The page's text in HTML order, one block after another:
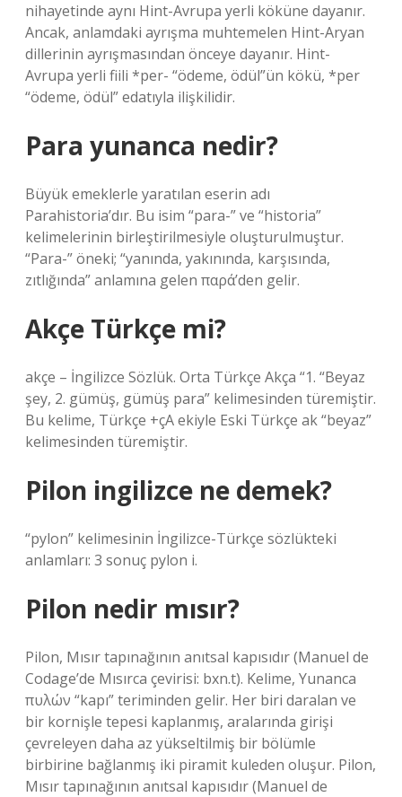
nihayetinde aynı Hint-Avrupa yerli köküne dayanır.
Ancak, anlamdaki ayrışma muhtemelen Hint-Aryan
dillerinin ayrışmasından önceye dayanır. Hint-
Avrupa yerli fiili *per- “ödeme, ödül”ün kökü, *per
“ödeme, ödül” edatıyla ilişkilidir.
Para yunanca nedir?
Büyük emeklerle yaratılan eserin adı
Parahistoria’dır. Bu isim “para-” ve “historia”
kelimelerinin birleştirilmesiyle oluşturulmuştur.
“Para-” öneki; “yanında, yakınında, karşısında,
zıtlığında” anlamına gelen παρά’den gelir.
Akçe Türkçe mi?
akçe – İngilizce Sözlük. Orta Türkçe Akça “1. “Beyaz
şey, 2. gümüş, gümüş para” kelimesinden türemiştir.
Bu kelime, Türkçe +çA ekiyle Eski Türkçe ak “beyaz”
kelimesinden türemiştir.
Pilon ingilizce ne demek?
“pylon” kelimesinin İngilizce-Türkçe sözlükteki
anlamları: 3 sonuç pylon i.
Pilon nedir mısır?
Pilon, Mısır tapınağının anıtsal kapısıdır (Manuel de
Codage’de Mısırca çevirisi: bxn.t). Kelime, Yunanca
πυλών “kapı” teriminden gelir. Her biri daralan ve
bir kornişle tepesi kaplanmış, aralarında girişi
çevreleyen daha az yükseltilmiş bir bölümle
birbirine bağlanmış iki piramit kuleden oluşur. Pilon,
Mısır tapınağının anıtsal kapısıdır (Manuel de